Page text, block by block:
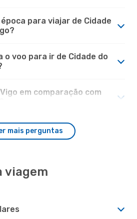
para viajar de Cidade
o voo para ir de Cidade do
em comparação com
mais perguntas
viagem